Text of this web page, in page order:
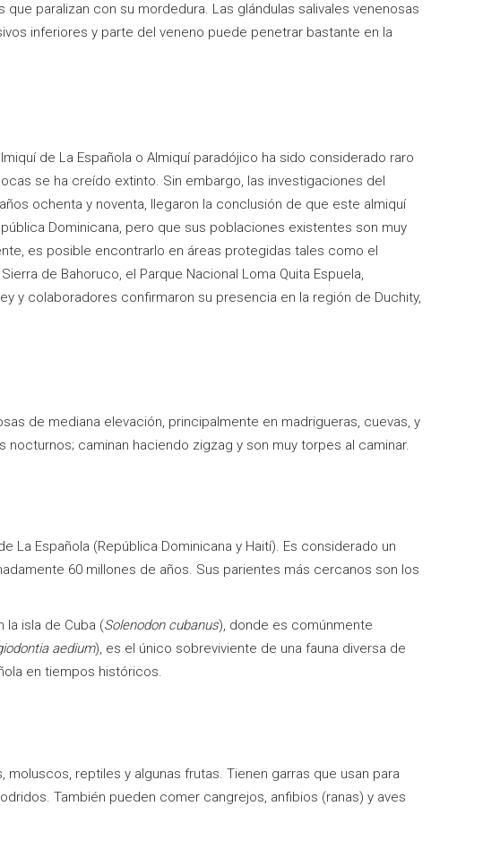
paralizan con su mordedura. Las glándulas salivales venenosas
inferiores y parte del veneno puede penetrar bastante en la
de La Española o Almiquí paradójico ha sido considerado raro
se ha creído extinto. Sin embargo, las investigaciones del
ochenta y noventa, llegaron la conclusión de que este almiquí
Dominicana, pero que sus poblaciones existentes son muy
es posible encontrarlo en áreas protegidas tales como el
de Bahoruco, el Parque Nacional Loma Quita Espuela,
y colaboradores confirmaron su presencia en la región de Duchity,
de mediana elevación, principalmente en madrigueras, cuevas, y
caminan haciendo zigzag y son muy torpes al caminar.
La Española (República Dominicana y Haití). Es considerado un
60 millones de años. Sus parientes más cercanos son los
la isla de Cuba (Solenodon cubanus), donde es comúnmente
aedium), es el único sobreviviente de una fauna diversa de
en tiempos históricos.
reptiles y algunas frutas. Tienen garras que usan para
También pueden comer cangrejos, anfibios (ranas) y aves